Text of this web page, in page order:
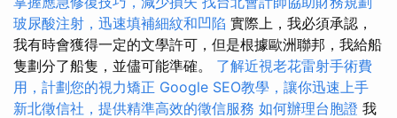
玻尿酸注射，迅速填補細紋和凹陷 實際上，我必須承認，
我有時會獲得一定的文學許可，但是根據歐洲聯邦，我給船
隻劃分了船隻，並儘可能準確。 了解近視老花雷射手術費
用，計劃您的視力矯正 Google SEO教學，讓你迅速上手
新北徵信社，提供精準高效的徵信服務 如何辦理台胞證 我